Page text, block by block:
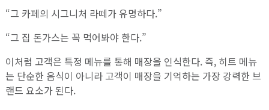
“그 카페의 시그니처 라떼가 유명하다.”
“그 집 돈가스는 꼭 먹어봐야 한다.”
이처럼 고객은 특정 메뉴를 통해 매장을 인식한다. 즉, 히트 메뉴
는 단순한 음식이 아니라 고객이 매장을 기억하는 가장 강력한 브
랜드 요소가 된다.